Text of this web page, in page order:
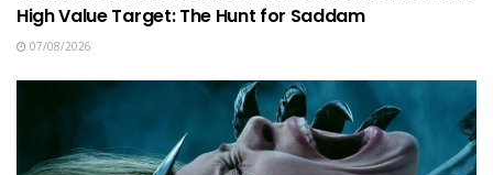
High Value Target: The Hunt for Saddam
07/08/2026